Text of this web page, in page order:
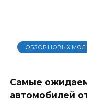
ОБЗОР НОВЫХ
Самые
автомобилей